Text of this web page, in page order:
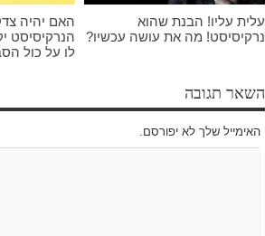
עלית עליו! הבנת שהוא
נרקיסיסט! מה את עושה עכשיו?
האם יהיה
הנרקיסיסט
לו על כול
השאר תגובה
האימייל שלך לא יפורסם.